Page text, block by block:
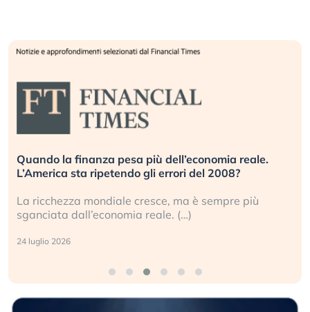
Quando la finanza pesa più dell’economia reale.
L’America sta ripetendo gli errori del 2008?
La ricchezza mondiale cresce, ma è sempre più
sganciata dall’economia reale. (…)
24 luglio 2026